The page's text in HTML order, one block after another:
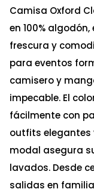
Camisa Oxford
en 100%
frescura y
para eventos
camisero y
impecable. El
fácilmente con
outfits elegantes
modal asegura
lavados. Desde
salidas en